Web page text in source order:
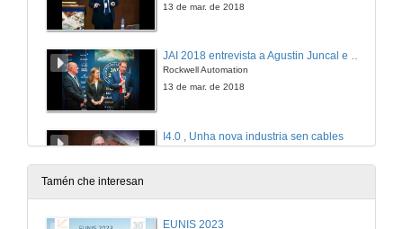
13 de mar. de 2018
JAI 2018 entrevista a Agustin Juncal e Paolo Butti
Rockwell Automation
13 de mar. de 2018
I4.0 , Unha nova industria sen cables
Intervención de Gerardo Merino
13 de mar. de 2018
Tamén che interesan
EUNIS 2023